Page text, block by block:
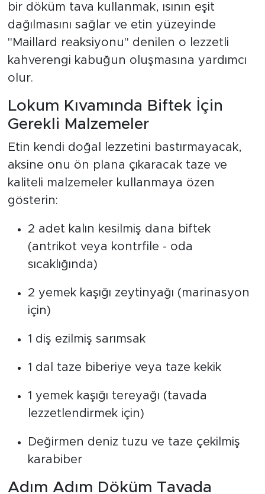
bir döküm tava kullanmak, ısının eşit
dağılmasını sağlar ve etin yüzeyinde
"Maillard reaksiyonu" denilen o lezzetli
kahverengi kabuğun oluşmasına yardımcı
olur.
Lokum Kıvamında Biftek İçin
Gerekli Malzemeler
Etin kendi doğal lezzetini bastırmayacak,
aksine onu ön plana çıkaracak taze ve
kaliteli malzemeler kullanmaya özen
gösterin:
2 adet kalın kesilmiş dana biftek
(antrikot veya kontrfile - oda
sıcaklığında)
2 yemek kaşığı zeytinyağı (marinasyon
için)
1 diş ezilmiş sarımsak
1 dal taze biberiye veya taze kekik
1 yemek kaşığı tereyağı (tavada
lezzetlendirmek için)
Değirmen deniz tuzu ve taze çekilmiş
karabiber
Adım Adım Döküm Tavada